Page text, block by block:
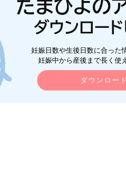
妊娠日数や生後日数に合った
妊娠中から産後まで長く使
ダウンロード